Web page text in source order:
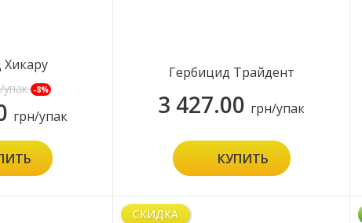
упак -8%
грн/упак
Гербицид Трайдент
3 427.00 грн/упак
КУПИТЬ
СКИДКА